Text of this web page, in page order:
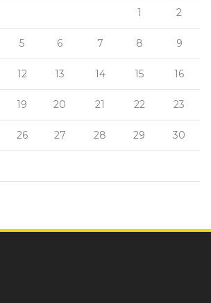
1 2
5 6 7 8 9
12 13 14 15 16
19 20 21 22 23
26 27 28 29 30